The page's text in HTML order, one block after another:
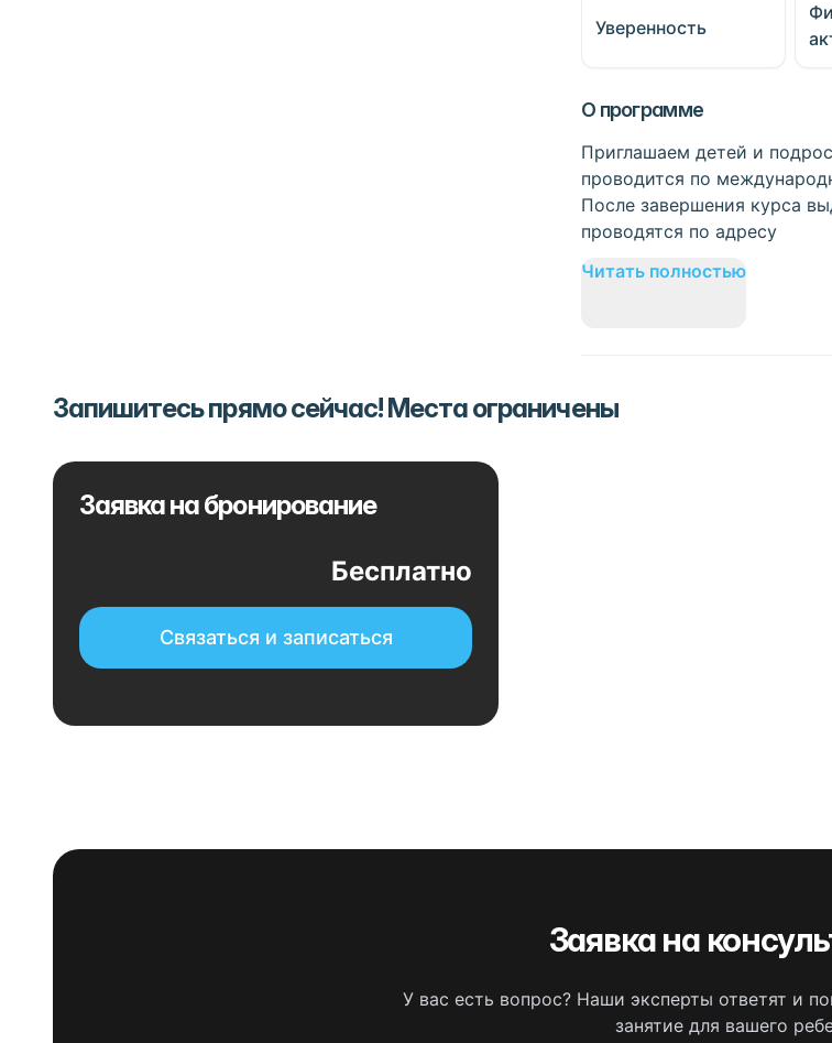
Уверенность
О программе
Приглашаем детей и
проводится по
После завершения курса
проводятся по адресу
Читать полностью
Запишитесь прямо сейчас! Места ограничены
Заявка на бронирование
Бесплатно
Связаться и записаться
Заявка на
У вас есть вопрос? Наши эксперты ответят и
занятие для вашего